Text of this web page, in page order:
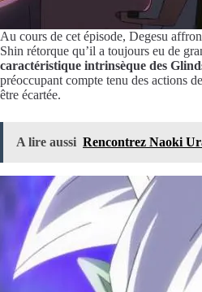
Au cours de cet épisode, Degesu
Shin rétorque qu’il a toujours eu de
caractéristique intrinsèque des
préoccupant compte tenu des actions
être écartée.
A lire aussi Rencontrez Naoki